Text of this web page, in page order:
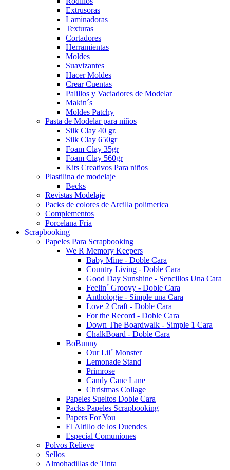
Extrusoras
Laminadoras
Texturas
Cortadores
Herramientas
Moldes
Suavizantes
Hacer Moldes
Crear Cuentas
Palillos y Vaciadores de Modelar
Makin´s
Moldes Patchy
Pasta de Modelar para niños
Silk Clay 40 gr.
Silk Clay 650gr
Foam Clay 35gr
Foam Clay 560gr
Kits Creativos Para niños
Plastilina de modelaje
Becks
Revistas Modelaje
Packs de colores de Arcilla polimerica
Complementos
Porcelana Fria
Scrapbooking
Papeles Para Scrapbooking
We R Memory Keepers
Baby Mine - Doble Cara
Country Living - Doble Cara
Good Day Sunshine - Sencillos Una Cara
Feelin´ Groovy - Doble Cara
Anthologie - Simple una Cara
Love 2 Craft - Doble Cara
For the Record - Doble Cara
Down The Boardwalk - Simple 1 Cara
ChalkBoard - Doble Cara
BoBunny
Our Lil´ Monster
Lemonade Stand
Primrose
Candy Cane Lane
Christmas Collage
Papeles Sueltos Doble Cara
Packs Papeles Scrapbooking
Papers For You
El Altillo de los Duendes
Especial Comuniones
Polvos Relieve
Sellos
Almohadillas de Tinta